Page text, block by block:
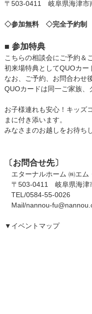
〒503-0411 岐阜県海津市
◇参加無料 ◇完全予約制
■ 参加特典
こちらの相談会にご予約＆
初来場特典としてQUOカー
なお、ご予約、お問合わせ
QUOカードは同一ご家族、
お子様連れも安心！キッズ
まに付き添います。
みなさまのお越しをお待ち
〔お問合せ先〕
エターナルホーム ㈱エム
〒503-0411 岐阜県海津
TEL/0584-55-0026
Mail/nannou-
▼イベントマップ